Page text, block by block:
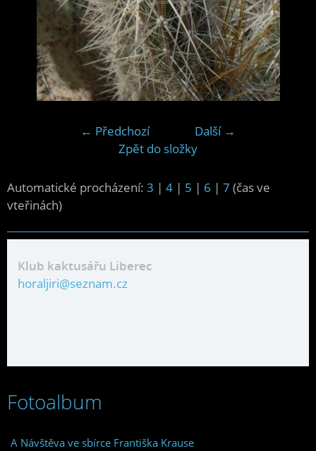
← Předchozí
Další →
Zpět do složky
Automatické procházení: 3 | 4 | 5 | 6 | 7 (čas ve
vteřinách)
Klub kaktusářu Liberec
horaljiri@seznam.cz
Fotoalbum
A Návštěva ve sbírce Františka Krause